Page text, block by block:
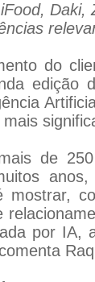
do
de
mostrar,
por IA,